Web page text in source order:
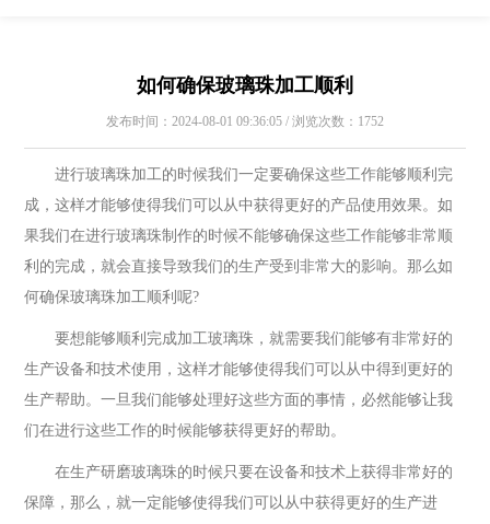
如何确保玻璃珠加工顺利
发布时间：2024-08-01 09:36:05 / 浏览次数：1752
进行玻璃珠加工的时候我们一定要确保这些工作能够顺利完
成，这样才能够使得我们可以从中获得更好的产品使用效果。如
果我们在进行玻璃珠制作的时候不能够确保这些工作能够非常顺
利的完成，就会直接导致我们的生产受到非常大的影响。那么如
何确保玻璃珠加工顺利呢?
要想能够顺利完成加工玻璃珠，就需要我们能够有非常好的
生产设备和技术使用，这样才能够使得我们可以从中得到更好的
生产帮助。一旦我们能够处理好这些方面的事情，必然能够让我
们在进行这些工作的时候能够获得更好的帮助。
在生产研磨玻璃珠的时候只要在设备和技术上获得非常好的
保障，那么，就一定能够使得我们可以从中获得更好的生产进